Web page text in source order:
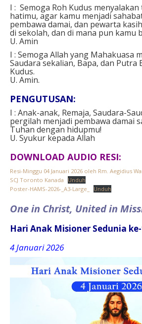
I : Semoga Roh Kudus
hatimu, agar kamu menjadi
pembawa damai, dan pewarta
di sekolah, dan di mana pun kamu
U. Amin
I : Semoga Allah yang Mahakuasa
Saudara sekalian, Bapa, dan Putra
Kudus.
U. Amin.
PENGUTUSAN:
I : Anak-anak, Remaja, Saudara-
pergilah menjadi pembawa damai
Tuhan dengan hidupmu!
U. Syukur kepada Allah
DOWNLOAD AUDIO RESI:
Resi-Minggu 04 Januari 2026 oleh Rm. Aegidius
SCJ Toronto Kanada
Unduh
Poster-HAMS-2026-_A3-Large_
Unduh
One in Christ, United in
Hari Anak Misioner Sedunia
4 Januari 2026